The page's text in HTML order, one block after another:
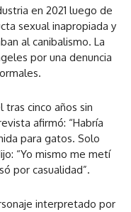
en 2021 luego de
sexual inapropiada y
al canibalismo. La
por una denuncia
cinco años sin
afirmó: “Habría
para gatos. Solo
“Yo mismo me metí
por casualidad”.
interpretado por